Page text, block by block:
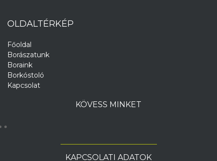
OLDALTÉRKÉP
Főoldal
Borászatunk
Boraink
Borkóstoló
Kapcsolat
KÖVESS MINKET
KAPCSOLATI ADATOK